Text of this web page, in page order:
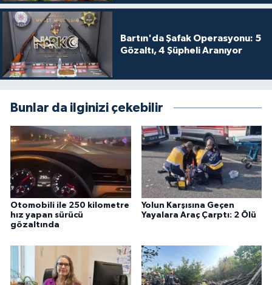
Bartın'da Şafak Operasyonu: 5
Gözaltı, 4 Şüpheli Aranıyor
Bunlar da ilginizi çekebilir
Otomobili ile 250 kilometre
hız yapan sürücü
gözaltında
Yolun Karşısına Geçen
Yayalara Araç Çarptı: 2 Ölü